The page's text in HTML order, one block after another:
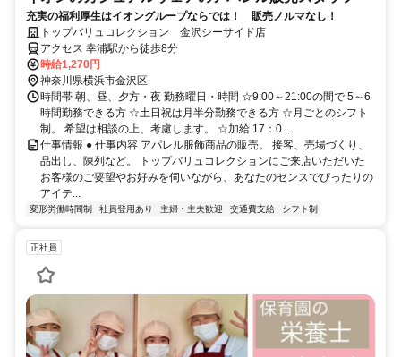
充実の福利厚生はイオングループならでは！ 販売ノルマなし！
トップバリュコレクション 金沢シーサイド店
アクセス 幸浦駅から徒歩8分
時給1,270円
神奈川県横浜市金沢区
時間帯 朝、昼、夕方・夜 勤務曜日・時間 ☆9:00～21:00の間で 5～6
時間勤務できる方 ☆土日祝は月半分勤務できる方 ☆月ごとのシフト
制。 希望は相談の上、考慮します。 ☆加給 17：0...
仕事情報 ● 仕事内容 アパレル服飾商品の販売。 接客、売場づくり、
品出し、陳列など。 トップバリュコレクションにご来店いただいた
お客様のご要望やお好みを伺いながら、あなたのセンスでぴったりの
アイテ...
変形労働時間制 社員登用あり 主婦・主夫歓迎 交通費支給 シフト制
正社員